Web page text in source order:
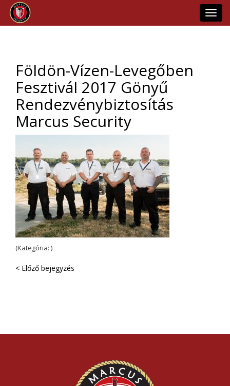
Földön-Vízen-Levegőben
Fesztivál 2017 Gönyű
Rendezvénybiztosítás
Marcus Security
(Kategória: )
< Előző bejegyzés